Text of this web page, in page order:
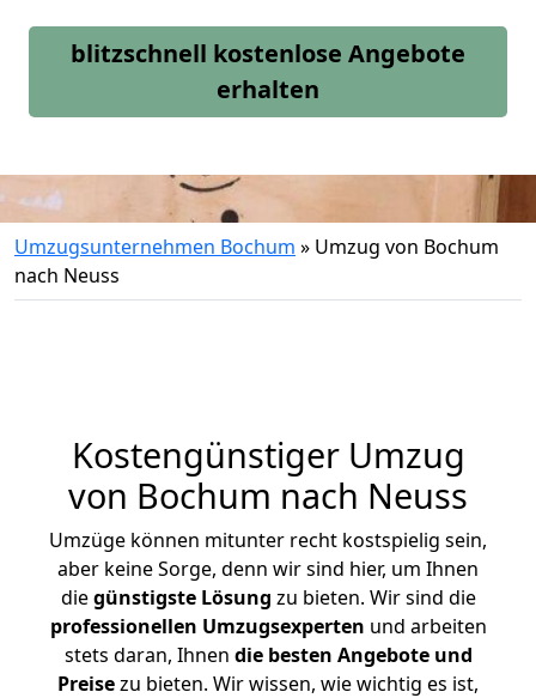
blitzschnell kostenlose Angebote
erhalten
Umzugsunternehmen Bochum » Umzug von Bochum
nach Neuss
Kostengünstiger Umzug
von Bochum nach Neuss
Umzüge können mitunter recht kostspielig sein,
aber keine Sorge, denn wir sind hier, um Ihnen
diegünstigste Lösung zu bieten. Wir sind die
professionellen Umzugsexperten und arbeiten
stets daran, Ihnen die besten Angebote und
Preisezu bieten. Wir wissen, wie wichtig es ist,